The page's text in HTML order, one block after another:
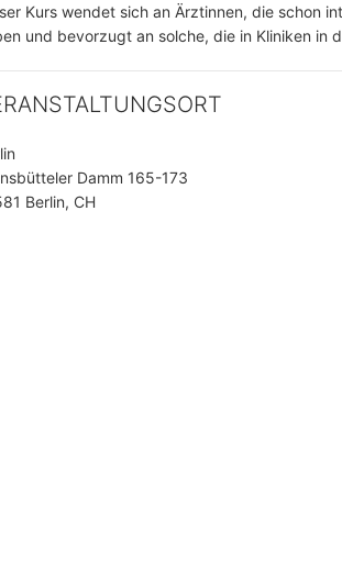
Kurs wendet sich an Ärztinnen, die schon
und bevorzugt an solche, die in Kliniken in
Damm 165-173
Berlin, CH